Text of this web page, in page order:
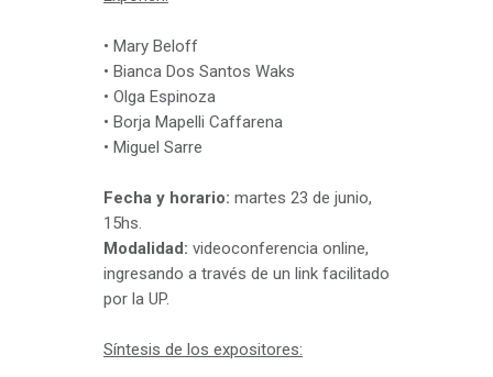
• Mary Beloff
• Bianca Dos Santos Waks
• Olga Espinoza
• Borja Mapelli Caffarena
• Miguel Sarre
Fecha y horario: martes 23 de junio,
15hs.
Modalidad: videoconferencia online,
ingresando a través de un link facilitado
por la UP.
Síntesis de los expositores: